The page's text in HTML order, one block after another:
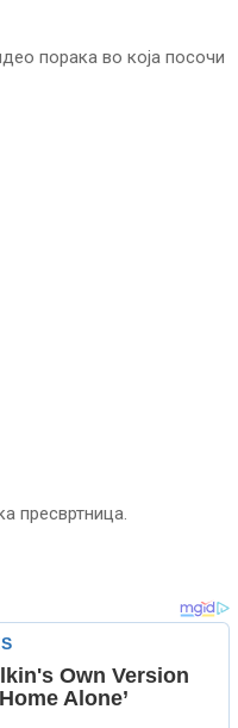
порака во која посочи
пресвртница.